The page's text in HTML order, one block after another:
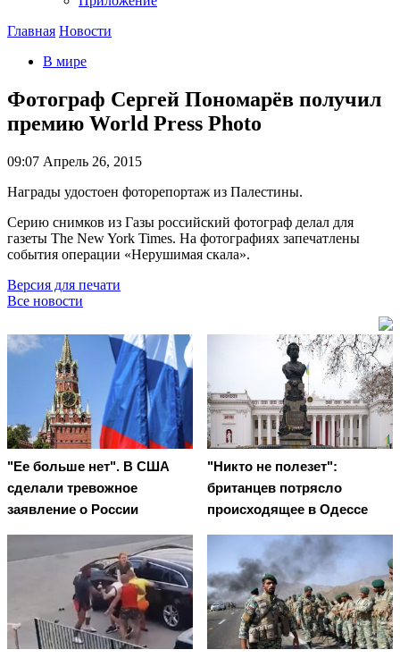
Главная Новости
В мире
Фотограф Сергей Пономарёв получил
премию World Press Photo
09:07 Апрель 26, 2015
Награды удостоен фоторепортаж из Палестины.
Серию снимков из Газы российский фотограф делал для
газеты The New York Times. На фотографиях запечатлены
события операции «Нерушимая скала».
Версия для печати
Все новости
"Ее больше нет". В США
сделали тревожное
заявление о России
"Никто не полезет":
британцев потрясло
происходящее в Одессе